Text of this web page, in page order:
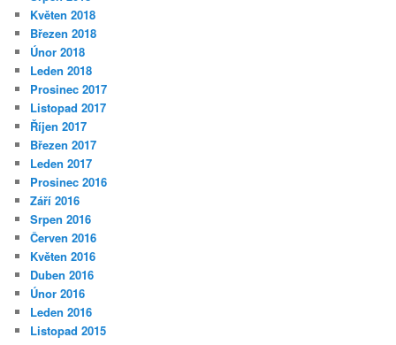
Květen 2018
Březen 2018
Únor 2018
Leden 2018
Prosinec 2017
Listopad 2017
Říjen 2017
Březen 2017
Leden 2017
Prosinec 2016
Září 2016
Srpen 2016
Červen 2016
Květen 2016
Duben 2016
Únor 2016
Leden 2016
Listopad 2015